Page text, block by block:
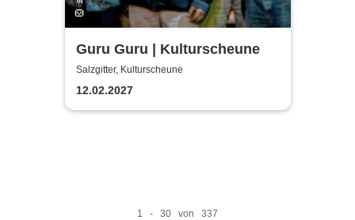
Guru Guru | Kulturscheune
Salzgitter, Kulturscheune
12.02.2027
1 - 30 von 337